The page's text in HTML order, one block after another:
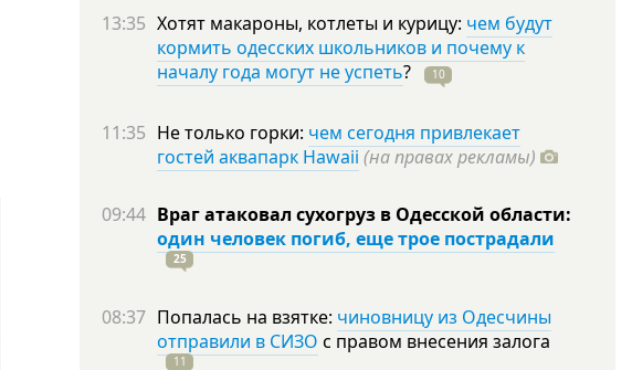
13:35 Хотят макароны, котлеты и курицу: чем будут
кормить одесских школьников и почему к
началу года могут не успеть? 10
11:35 Не только горки: чем сегодня привлекает
гостей аквапарк Hawaii (на правах рекламы)
09:44 Враг атаковал сухогруз в Одесской области:
один человек погиб, еще трое пострадали
25
08:37 Попалась на взятке: чиновницу из Одесчины
отправили в СИЗО с правом внесения залога
11